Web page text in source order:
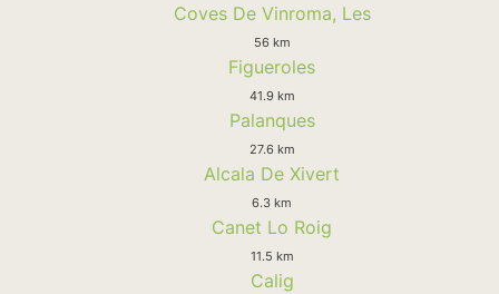
Coves De Vinroma, Les
56 km
Figueroles
41.9 km
Palanques
27.6 km
Alcala De Xivert
6.3 km
Canet Lo Roig
11.5 km
Calig